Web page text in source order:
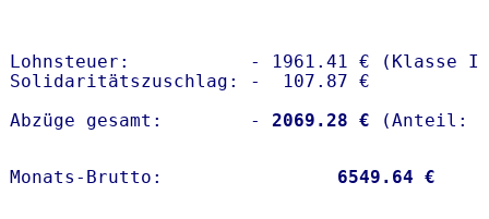
Lohnsteuer:           - 1961.41 € (Klasse I)
Solidaritätszuschlag: -  107.87 €
Abzüge gesamt:        -
2069.28 €
Monats-Brutto: 6549.64 €